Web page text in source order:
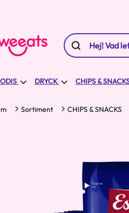
DRYCK CHIPS &
Sortiment CHIPS & SNACKS